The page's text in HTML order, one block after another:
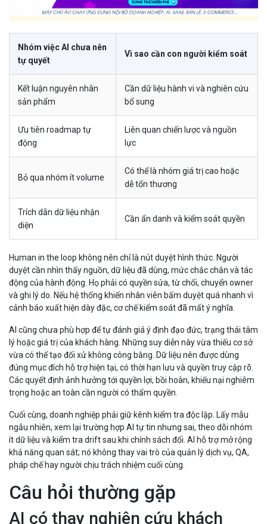
Nhóm việc AI chưa nên
tự quyết
Vì sao cần con người kiểm soát
Kết luận nguyên nhân
sản phẩm
Cần dữ liệu hành vi và nghiên cứu
bổ sung
Ưu tiên roadmap tự
động
Liên quan chiến lược và nguồn
lực
Bỏ qua nhóm ít volume
Có thể là nhóm giá trị cao hoặc
dễ tổn thương
Trích dẫn dữ liệu nhận
diện
Cần ẩn danh và kiểm soát quyền
Human in the loop không nên chỉ là nút duyệt hình thức. Người
duyệt cần nhìn thấy nguồn, dữ liệu đã dùng, mức chắc chắn và tác
động của hành động. Họ phải có quyền sửa, từ chối, chuyển owner
và ghi lý do. Nếu hệ thống khiến nhân viên bấm duyệt quá nhanh vì
cảnh báo xuất hiện dày đặc, cơ chế kiểm soát đã mất ý nghĩa.
AI cũng chưa phù hợp để tự đánh giá ý định đạo đức, trạng thái tâm
lý hoặc giá trị của khách hàng. Những suy diễn này vừa thiếu cơ sở
vừa có thể tạo đối xử không công bằng. Dữ liệu nên được dùng
đúng mục đích hỗ trợ hiện tại, có thời hạn lưu và quyền truy cập rõ.
Các quyết định ảnh hưởng tới quyền lợi, bồi hoàn, khiếu nại nghiêm
trọng hoặc an toàn cần người có thẩm quyền.
Cuối cùng, doanh nghiệp phải giữ kênh kiểm tra độc lập. Lấy mẫu
ngẫu nhiên, xem lại trường hợp AI tự tin nhưng sai, theo dõi nhóm
ít dữ liệu và kiểm tra drift sau khi chính sách đổi. AI hỗ trợ mở rộng
khả năng quan sát; nó không thay vai trò của quản lý dịch vụ, QA,
pháp chế hay người chịu trách nhiệm cuối cùng.
Câu hỏi thường gặp
AI có thay nghiên cứu khách